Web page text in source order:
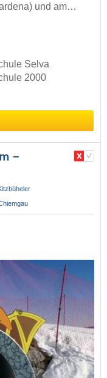
und am…
Selva
2000
–